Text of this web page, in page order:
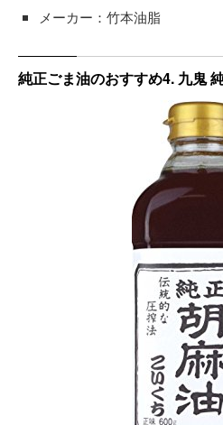
メーカー：竹本油脂
純正ごま油のおすすめ4. 九鬼